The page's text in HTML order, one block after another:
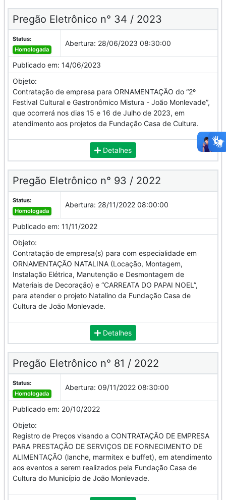
Pregão Eletrônico n° 34 / 2023
Status:
Homologada
Abertura: 28/06/2023 08:30:00
Publicado em: 14/06/2023
Objeto:
Contratação de empresa para ORNAMENTAÇÃO do “2º
Festival Cultural e Gastronômico Mistura - João Monlevade”,
que ocorrerá nos dias 15 e 16 de Julho de 2023, em
atendimento aos projetos da Fundação Casa de Cultura.
Detalhes
Pregão Eletrônico n° 93 / 2022
Status:
Homologada
Abertura: 28/11/2022 08:00:00
Publicado em: 11/11/2022
Objeto:
Contratação de empresa(s) para com especialidade em
ORNAMENTAÇÃO NATALINA (Locação, Montagem,
Instalação Elétrica, Manutenção e Desmontagem de
Materiais de Decoração) e “CARREATA DO PAPAI NOEL”,
para atender o projeto Natalino da Fundação Casa de
Cultura de João Monlevade.
Detalhes
Pregão Eletrônico n° 81 / 2022
Status:
Homologada
Abertura: 09/11/2022 08:30:00
Publicado em: 20/10/2022
Objeto:
Registro de Preços visando a CONTRATAÇÃO DE EMPRESA
PARA PRESTAÇÃO DE SERVIÇOS DE FORNECIMENTO DE
ALIMENTAÇÃO (lanche, marmitex e buffet), em atendimento
aos eventos a serem realizados pela Fundação Casa de
Cultura do Município de João Monlevade.